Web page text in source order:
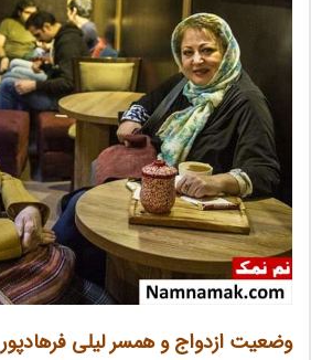
وضعیت ازدواج و همسر لیلی فرهادپور